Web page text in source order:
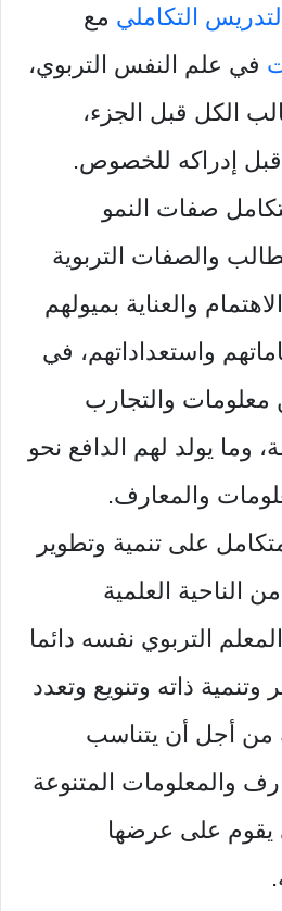
التكاملي مع
في علم النفس التربوي،
الكل قبل الجزء،
قبل إدراكه للخصوص.
صفات النمو
والصفات التربوية
والعناية بميولهم
واستعداداتهم، في
والتجارب
وما يولد لهم الدافع نحو
والمعارف.
على تنمية وتطوير
الناحية العلمية
التربوي نفسه دائما
وتنمية ذاته وتنويع وتعدد
من أجل أن يتناسب
والمعلومات المتنوعة
يقوم على عرضها